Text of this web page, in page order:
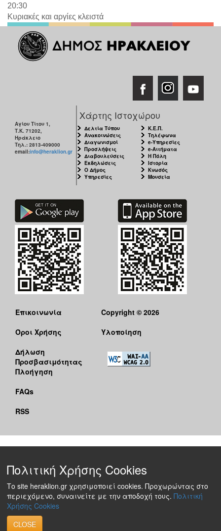
20:30
Κυριακές και αργίες κλειστά
Αγίου Τίτου 1,
Τ.Κ. 71202,
Ηράκλειο
Τηλ.: 2813-409000
email:info@heraklion.gr
Χάρτης Ιστοχώρου
Δελτία Τύπου
Ανακοινώσεις
Διαγωνισμοί
Προσλήψεις
Διαβουλεύσεις
Εκδηλώσεις
Ο Δήμος
Υπηρεσίες
Κ.Ε.Π.
Τηλέφωνα
e-Υπηρεσίες
e-Αιτήματα
Η Πόλη
Ιστορία
Κνωσός
Μουσεία
Επικοινωνία
Όροι Χρήσης
Δήλωση
Προσβασιμότητας
Πλοήγηση
FAQs
RSS
Copyright © 2026
Υλοποίηση
Πολιτική Χρήσης Cookies
Το site heraklion.gr χρησιμοποιεί cookies. Προχωρώντας στο
περιεχόμενο, συναινείτε με την αποδοχή τους. Πολιτική
Χρήσης Cookies
CLOSE